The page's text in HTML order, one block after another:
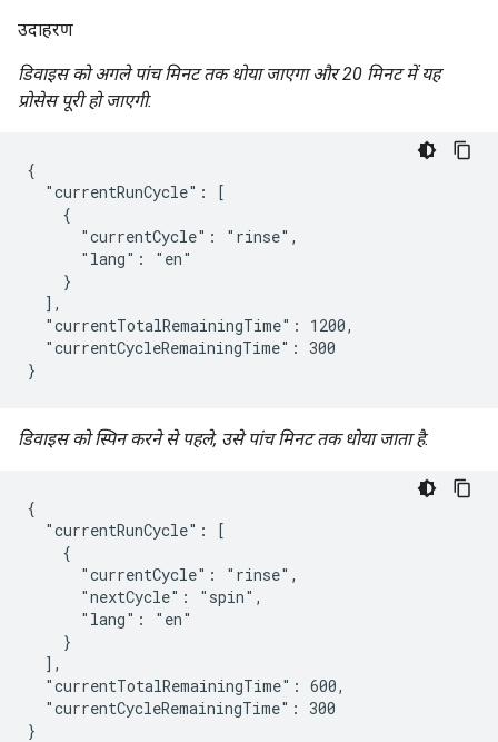
उदाहरण
डिवाइस को अगले पांच मिनट तक धोया जाएगा और 20 मिनट में यह
प्रोसेस पूरी हो जाएगी.
{
  "currentRunCycle": [
    {
      "currentCycle": "rinse",
      "lang": "en"
    }
  ],
  "currentTotalRemainingTime": 1200,
  "currentCycleRemainingTime": 300
}
डिवाइस को स्पिन करने से पहले, उसे पांच मिनट तक धोया जाता है.
{
  "currentRunCycle": [
    {
      "currentCycle": "rinse",
      "nextCycle": "spin",
      "lang": "en"
    }
  ],
  "currentTotalRemainingTime": 600,
  "currentCycleRemainingTime": 300
}